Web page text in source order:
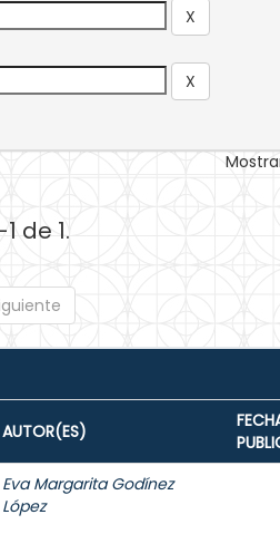
de 1.
AUTOR(ES)
Eva Margarita Godínez
López